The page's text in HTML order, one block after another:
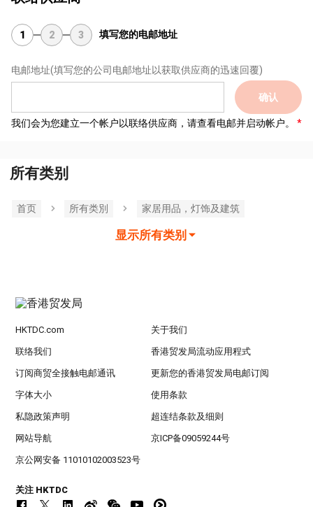
1 2 3 填写您的电邮地址
电邮地址(填写您的公司电邮地址以获取供应商的迅速回覆)
确认
我们会为您建立一个帐户以联络供应商，请查看电邮并启动帐户。
所有类别
首页 所有类別 家居用品，灯饰及建筑
显示所有类别
HKTDC.com 关于我们
联络我们 香港贸发局流动应用程式
订阅商贸全接触电邮通讯 更新您的香港贸发局电邮订阅
字体大小 使用条款
私隐政策声明 超连结条款及细则
网站导航 京ICP备09059244号
京公网安备 11010102003523号
关注 HKTDC